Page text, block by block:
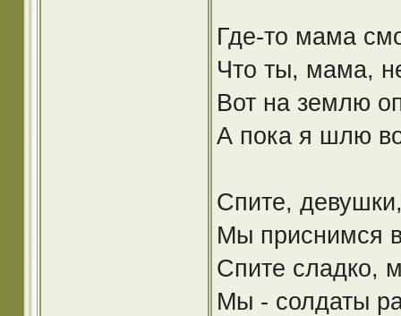
Где-то мама
Что ты, мама,
Вот на землю
А пока я шлю
Спите,
Мы приснимся
Спите сладко,
Мы - солдаты